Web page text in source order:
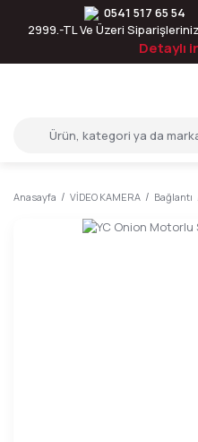
0541 517 65 54
2999.-TL Ve Üzeri
Detaylı
Anasayfa VİDEO KAMERA Bağlantı